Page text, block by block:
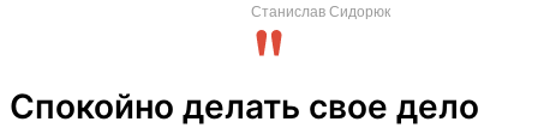
Станислав Сидорюк
Спокойно делать свое дело